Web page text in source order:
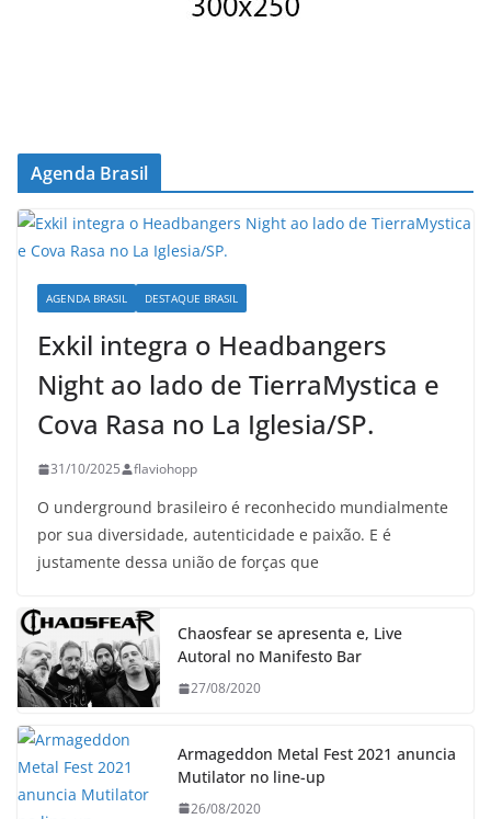
Agenda Brasil
AGENDA BRASIL DESTAQUE BRASIL
Exkil integra o Headbangers
Night ao lado de TierraMystica e
Cova Rasa no La Iglesia/SP.
31/10/2025 flaviohopp
O underground brasileiro é reconhecido mundialmente
por sua diversidade, autenticidade e paixão. E é
justamente dessa união de forças que
Chaosfear se apresenta e, Live
Autoral no Manifesto Bar
27/08/2020
Armageddon Metal Fest 2021 anuncia
Mutilator no line-up
26/08/2020